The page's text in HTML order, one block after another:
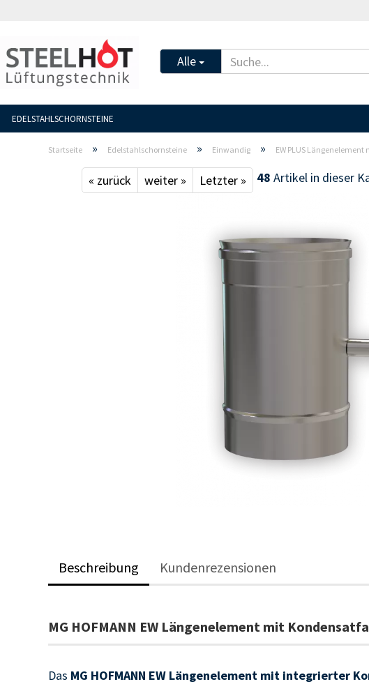
Alle
EDELSTAHLSCHORNSTEINE
Startseite » Edelstahlschornsteine » Einwandig » EW PLUS
« zurück weiter » Letzter » 48 Artikel in dieser
Beschreibung Kundenrezensionen
MG HOFMANN EW Längenelement mit
Das MG HOFMANN EW Längenelement mit integrierter